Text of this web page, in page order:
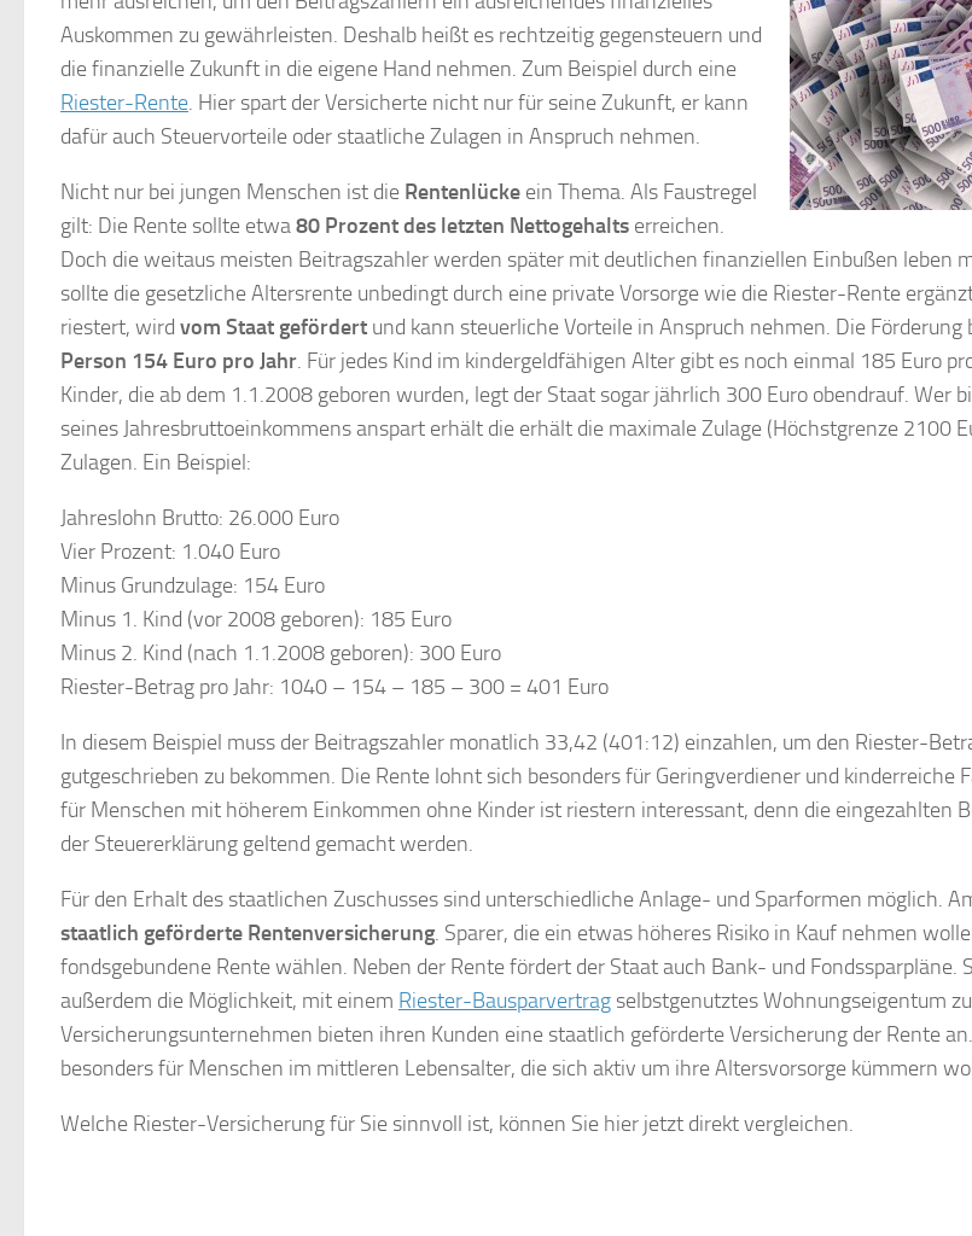
Auskommen zu gewährleisten. Deshalb heißt es rechtzeitig gegensteuern und
die finanzielle Zukunft in die eigene Hand nehmen. Zum Beispiel durch eine
Riester-Rente. Hier spart der Versicherte nicht nur für seine Zukunft, er kann
dafür auch Steuervorteile oder staatliche Zulagen in Anspruch nehmen.
Nicht nur bei jungen Menschen ist die Rentenlücke ein Thema. Als Faustregel
gilt: Die Rente sollte etwa80 Prozent des letzten Nettogehalts erreichen.
Doch die weitaus meisten Beitragszahler werden später mit deutlichen finanziellen Einbußen leben
sollte die gesetzliche Altersrente unbedingt durch eine private Vorsorge wie die Riester-Rente
riestert, wird vom Staat gefördert und kann steuerliche Vorteile in Anspruch nehmen. Die Förderung
Person 154 Euro pro Jahr. Für jedes Kind im kindergeldfähigen Alter gibt es noch einmal 185 Euro
Kinder, die ab dem 1.1.2008 geboren wurden, legt der Staat sogar jährlich 300 Euro obendrauf. Wer
seines Jahresbruttoeinkommens anspart erhält die erhält die maximale Zulage (Höchstgrenze 2100
Zulagen. Ein Beispiel:
Jahreslohn Brutto: 26.000 Euro
Vier Prozent: 1.040 Euro
Minus Grundzulage: 154 Euro
Minus 1. Kind (vor 2008 geboren): 185 Euro
Minus 2. Kind (nach 1.1.2008 geboren): 300 Euro
Riester-Betrag pro Jahr: 1040 – 154 – 185 – 300 = 401 Euro
In diesem Beispiel muss der Beitragszahler monatlich 33,42 (401:12) einzahlen, um den Riester-
gutgeschrieben zu bekommen. Die Rente lohnt sich besonders für Geringverdiener und kinderreiche
für Menschen mit höherem Einkommen ohne Kinder ist riestern interessant, denn die eingezahlten
der Steuererklärung geltend gemacht werden.
Für den Erhalt des staatlichen Zuschusses sind unterschiedliche Anlage- und Sparformen möglich.
staatlich geförderte Rentenversicherung. Sparer, die ein etwas höheres Risiko in Kauf nehmen
fondsgebundene Rente wählen. Neben der Rente fördert der Staat auch Bank- und Fondssparpläne.
außerdem die Möglichkeit, mit einem Riester-Bausparvertrag selbstgenutztes Wohnungseigentum
Versicherungsunternehmen bieten ihren Kunden eine staatlich geförderte Versicherung der Rente
besonders für Menschen im mittleren Lebensalter, die sich aktiv um ihre Altersvorsorge kümmern
Welche Riester-Versicherung für Sie sinnvoll ist, können Sie hier jetzt direkt vergleichen.